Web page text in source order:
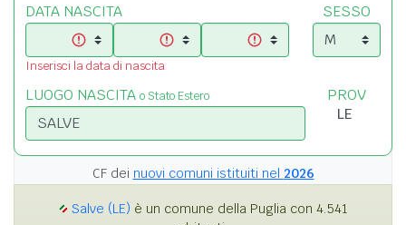
DATA NASCITA
Inserisci la data di nascita
SESSO
LUOGO NASCITA o Stato Estero PROV
CF dei nuovi comuni istituiti nel 2026
Salve (LE) è un comune della Puglia con 4.541